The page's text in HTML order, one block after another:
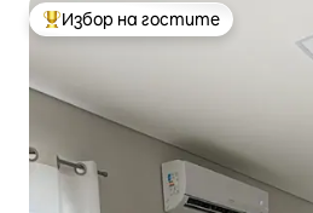
Най-популярен избор на
Избор на гостите